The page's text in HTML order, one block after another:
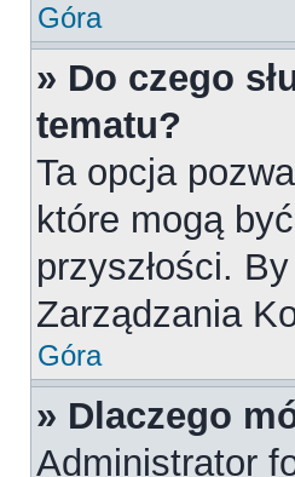
Góra
» Do czego
tematu?
Ta opcja
które mogą
przyszłości.
Zarządzania
Góra
» Dlaczego
Administrator